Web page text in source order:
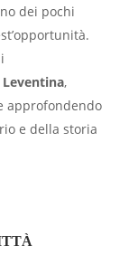
dei pochi
Leventina,
approfondendo
e della storia